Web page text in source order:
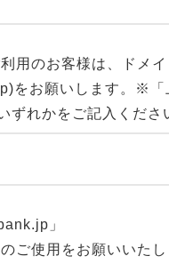
用のお客様は、ドメ
をお願いします。※「
ずれかをご記入くださ
」
ご使用をお願いいた